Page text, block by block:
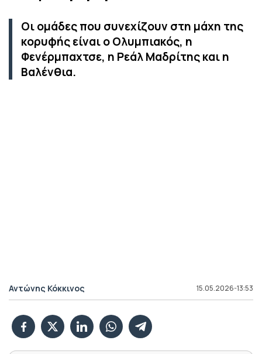
Οι ομάδες που συνεχίζουν στη μάχη της
κορυφής είναι ο Ολυμπιακός, η
Φενέρμπαχτσε, η Ρεάλ Μαδρίτης και η
Βαλένθια.
Αντώνης Κόκκινος 15.05.2026-13:53